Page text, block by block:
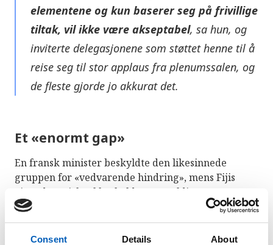
Consent Details About
elementene og kun baserer seg på frivillige
tiltak, vil ikke være akseptabel, sa hun, og
inviterte delegasjonene som støttet henne til å
reise seg til stor applaus fra plenumssalen, og
de fleste gjorde jo akkurat det.
Et «enormt gap»
En fransk minister beskyldte den likesinnede
gruppen for «vedvarende hindring», mens Fijis
Sivendra Michael beskyldte en «veldig
minoritetsgruppe» for å «blokkere prosessen».
Diplomater har nektet å navngi direkte hvem som